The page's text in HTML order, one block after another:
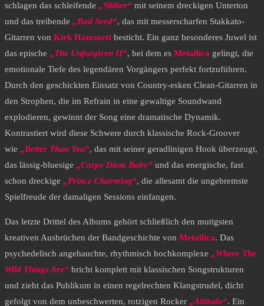
schlagen das schleifende „Slither“ mit seinem dreckigen Unterton
und das treibende „Bad Seed“, das mit messerscharfen Stakkato-
Gitarren von Kirk Hammett besticht. Ein ganz besonderes Juwel ist
das epische „The Unforgiven II“, bei dem es Metallica gelingt, die
emotionale Tiefe des legendären Vorgängers perfekt fortzuführen.
Durch den geschickten Einsatz von Country-esken Clean-Gitarren in
den Strophen, die im Refrain in eine gewaltige Soundwand
explodieren, gewinnt der Song eine dramatische Dynamik.
Kontrastiert wird diese Schwere durch klassische Rock-Groover
wie „Better Than You“, das mit seiner geradlinigen Hook überzeugt,
das lässig-bluesige „Carpe Diem Baby“ und das energische, fast
schon dreckige „Prince Charming“, die allesamt die ungebremste
Spielfreude der damaligen Sessions einfangen.
Das letzte Drittel des Albums gehört schließlich den mutigsten
kreativen Ausbrüchen der Bandgeschichte von Metallica. Das
psychedelisch angehauchte, rhythmisch hochkomplexe „Where The
Wild Things Are“ bricht komplett mit klassischen Songstrukturen
und zieht das Publikum in einen regelrechten Klangstrudel, dicht
gefolgt von dem unbeschwerten, rotzigen Rocker „Attitude“. Ein